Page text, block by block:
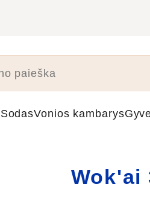
SodasVonios kambarys
Wok'ai